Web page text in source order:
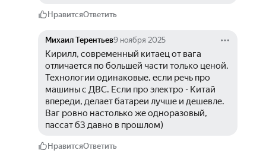
НравитсяОтветить
Михаил Терентьев9 ноября 2025
Кирилл, современный китаец от вага
отличается по большей части только ценой.
Технологии одинаковые, если речь про
машины с ДВС. Если про электро - Китай
впереди, делает батареи лучше и дешевле.
Ваг ровно настолько же одноразовый,
пассат б3 давно в прошлом)
НравитсяОтветить